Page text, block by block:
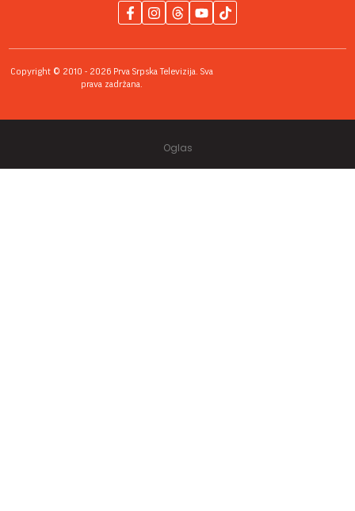
Copyright © 2010 - 2026 Prva Srpska Televizija. Sva
prava zadržana.